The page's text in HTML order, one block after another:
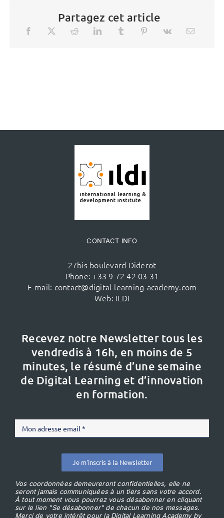
Partagez cet article
CONTACT INFO
27bis boulevard Diderot
Phone: +33 9 72 42 03 31
E-mail: contact@digital-learning-academy.com
Web: ILDI
Recevez notre Newsletter tous les
vendredis à 16h, en moins de 5
minutes, le résumé d’une semaine
de Digital Learning et d’innovation
en formation.
Je m'inscris à la Newsletter
Vos coordonnées demeureront confidentielles, elle ne
seront jamais communiquées à un tiers sans votre accord.
À tout moment vous pourrez vous désabonner en cliquant
sur le lien "Se désabonner" de chacun de nos messages.
Merci de votre intérêt pour la Digital Learning Academy by